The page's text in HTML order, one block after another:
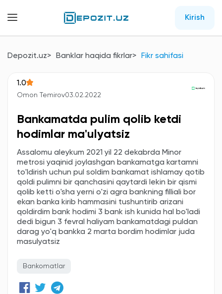
Kirish
Depozit.uz Banklar haqida fikrlar Fikr sahifasi
1.0
Omon Temirov03.02.2022
Bankamatda pulim qolib ketdi
hodimlar ma'ulyatsiz
Assalomu aleykum 2021 yil 22 dekabrda Minor
metrosi yaqinid joylashgan bankamatga kartamni
to'ldirish uchun pul soldim bankamat ishlamay qotib
qoldi pulimni bir qanchasini qaytardi lekin bir qismi
qolib ketti o'sha yerni o'zi agra bankning filliali bor
ekan banka kirib hammasini tushuntirib arizani
qoldirdim bank hodimi 3 bank ish kunida hal bo'ladi
dedi bigun 3 fevral haliyam bankamatdagi puldan
darag yo'q bankka 2 marta bordim hodimlar juda
masulyatsiz
Bankomatlar